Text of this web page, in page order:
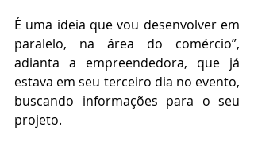
É uma ideia que vou desenvolver em
paralelo, na área do comércio”,
adianta a empreendedora, que já
estava em seu terceiro dia no evento,
buscando informações para o seu
projeto.